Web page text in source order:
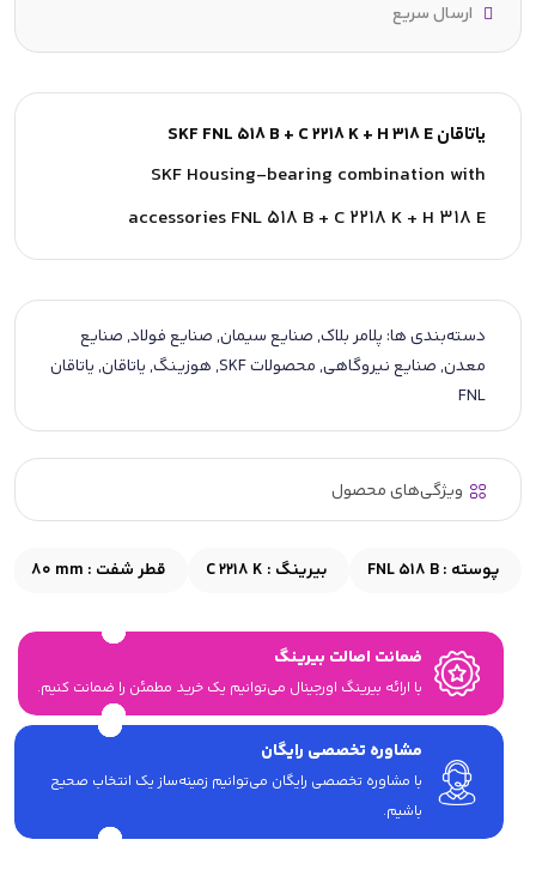
یاتاقان SKF FNL 518 B + C 2218 K + H 318 E
SKF Housing-bearing combination with
accessories FNL 518 B + C 2218 K + H 318 E
دسته‌بندی ها: پلامر بلاک,صنایع سیمان,صنایع فولاد,صنایع
معدن,صنایع نیروگاهی,محصولات SKF ,هوزینگ,یاتاقان,یاتاقان
FNL
ویژگی‌های محصول
پوسته :FNL 518 B بیرینگ : C 2218 K قطر شفت : 80 mm
ضمانت اصالت بیرینگ
با ارائه بیرینگ اورجینال می‎‌توانیم یک خرید مطمئن را ضمانت کنیم.
مشاوره تخصصی رایگان
با مشاوره تخصصی رایگان می‌توانیم زمینه‌ساز یک انتخاب صحیح
باشیم.
ارسال سریع